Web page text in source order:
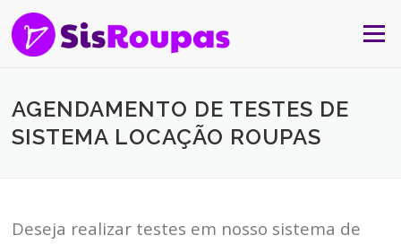
Menu
AGENDAMENTO DE TESTES DE
SISTEMA LOCAÇÃO ROUPAS
Deseja realizar testes em nosso sistema de